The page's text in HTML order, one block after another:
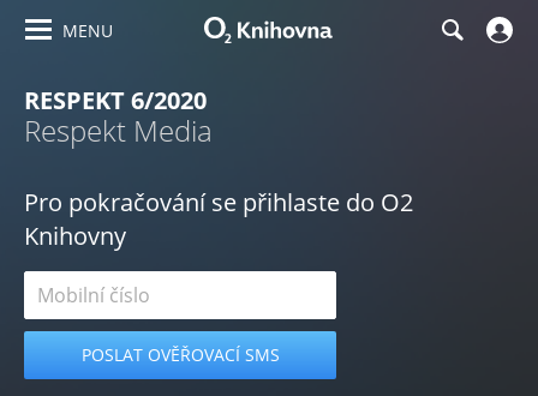
MENU
RESPEKT 6/2020
Respekt Media
Pro pokračování se přihlaste do O2
Knihovny